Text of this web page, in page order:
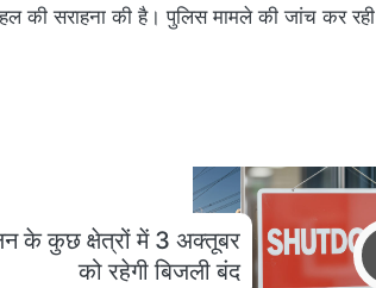
की सराहना की है। पुलिस मामले की जांच कर रही
के कुछ क्षेत्रों में 3 अक्तूबर
को रहेगी बिजली बंद